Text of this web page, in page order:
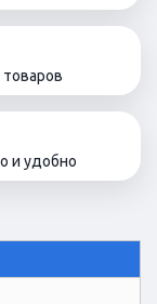
и удобно